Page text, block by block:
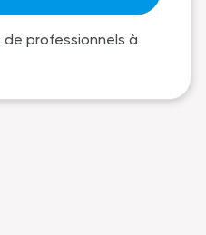
professionnels à